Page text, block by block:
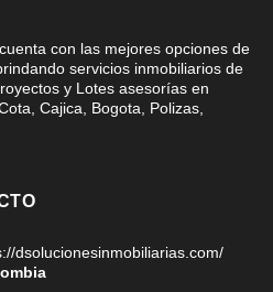
con las mejores opciones de
servicios inmobiliarios de
y Lotes asesorías en
Cajica, Bogota, Polizas,
dsolucionesinmobiliarias.com/